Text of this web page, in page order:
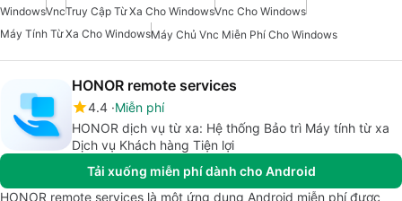
WindowsVncTruy Cập Từ Xa Cho WindowsVnc Cho Windows
Máy Tính Từ Xa Cho WindowsMáy Chủ Vnc Miễn Phí Cho Windows
HONOR remote services
4.4 Miễn phí
HONOR dịch vụ từ xa: Hệ thống Bảo trì Máy tính từ xa
Dịch vụ Khách hàng Tiện lợi
Tải xuống miễn phí dành cho Android
HONOR remote services là một ứng dụng Android miễn phí được